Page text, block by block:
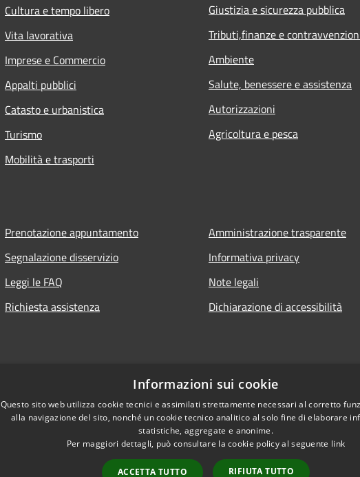
Cultura e tempo libero
Vita lavorativa
Imprese e Commercio
Appalti pubblici
Catasto e urbanistica
Turismo
Mobilità e trasporti
Giustizia e sicurezza pubblica
Tributi,finanze e
Ambiente
Salute, benessere e assistenza
Autorizzazioni
Agricoltura e pesca
Prenotazione appuntamento
Segnalazione disservizio
Leggi le FAQ
Richiesta assistenza
Amministrazione trasparente
Informativa privacy
Note legali
Dichiarazione di accessibilità
Informazioni sui cookie
Questo sito web utilizza cookie tecnici e assimilati strettamente necessari al corretto
alla navigazione del sito, nonché un cookie tecnico analitico al solo fine di elaborare
statistiche, aggregate e anonime.
Per maggiori dettagli, può consultare la cookie policy al seguente link
ACCETTA TUTTO RIFIUTA TUTTO